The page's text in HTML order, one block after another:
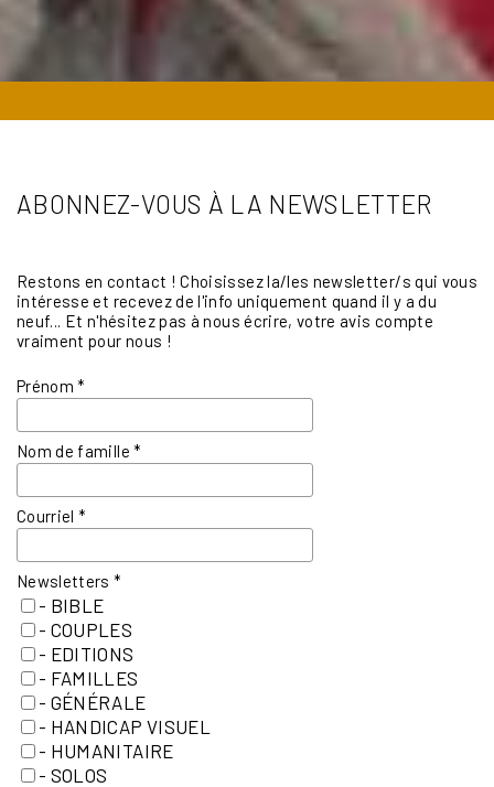
ABONNEZ-VOUS À LA NEWSLETTER
Restons en contact ! Choisissez la/les newsletter/s qui vous
intéresse et recevez de l'info uniquement quand il y a du
neuf... Et n'hésitez pas à nous écrire, votre avis compte
vraiment pour nous !
Prénom*
Nom de famille*
Courriel*
Newsletters*
- BIBLE
- COUPLES
- EDITIONS
- FAMILLES
- GÉNÉRALE
- HANDICAP VISUEL
- HUMANITAIRE
- SOLOS